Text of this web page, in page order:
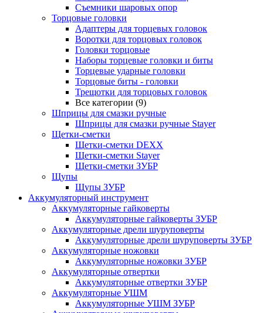
Съемники шаровых опор
Торцовые головки
Адаптеры для торцевых головок
Воротки для торцовых головок
Головки торцовые
Наборы торцевые головки и биты
Торцевые ударные головки
Торцовые биты - головки
Трещотки для торцовых головок
Все категории (9)
Шприцы для смазки ручные
Шприцы для смазки ручные Stayer
Щетки-сметки
Щетки-сметки DEXX
Щетки-сметки Stayer
Щетки-сметки ЗУБР
Щупы
Щупы ЗУБР
Аккумуляторный инструмент
Аккумуляторные гайковерты
Аккумуляторные гайковерты ЗУБР
Аккумуляторные дрели шуруповерты
Аккумуляторные дрели шуруповерты ЗУБР
Аккумуляторные ножовки
Аккумуляторные ножовки ЗУБР
Аккумуляторные отвертки
Аккумуляторные отвертки ЗУБР
Аккумуляторные УШМ
Аккумуляторные УШМ ЗУБР